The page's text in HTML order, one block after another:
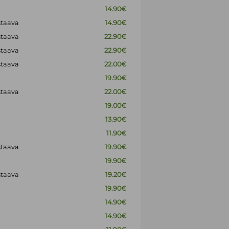
14.90€
14.90€
22.90€
22.90€
22.00€
19.90€
22.00€
19.00€
13.90€
11.90€
19.90€
19.90€
19.20€
19.90€
14.90€
14.90€